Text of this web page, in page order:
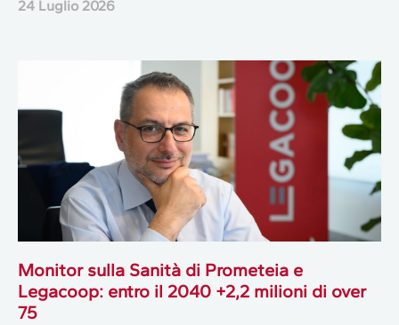
24 Luglio 2026
Monitor sulla Sanità di Prometeia e
Legacoop: entro il 2040 +2,2 milioni di over
75